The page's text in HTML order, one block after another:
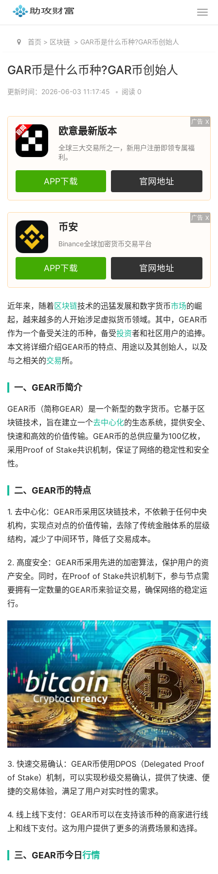
首页 > 区块链 > GAR币是什么币种?GAR币创始人
GAR币是什么币种?GAR币创始人
更新时间：2026-06-03 11:17:45 • 阅读 0
广告 X
欧意最新版本
全球三大交易所之一，新用户注册即领专属福
利。
APP下载 官网地址
广告 X
币安
Binance全球加密货币交易平台
APP下载 官网地址
近年来，随着区块链技术的迅猛发展和数字货币市场的崛
起，越来越多的人开始涉足虚拟货币领域。其中，GEAR币
作为一个备受关注的币种，备受投资者和社区用户的追捧。
本文将详细介绍GEAR币的特点、用途以及其创始人，以及
与之相关的交易所。
一、GEAR币简介
GEAR币（简称GEAR）是一个新型的数字货币。它基于区
块链技术，旨在建立一个去中心化的生态系统，提供安全、
快速和高效的价值传输。GEAR币的总供应量为100亿枚，
采用Proof of Stake共识机制，保证了网络的稳定性和安全
性。
二、GEAR币的特点
1. 去中心化：GEAR币采用区块链技术，不依赖于任何中央
机构，实现点对点的价值传输，去除了传统金融体系的层级
结构，减少了中间环节，降低了交易成本。
2. 高度安全：GEAR币采用先进的加密算法，保护用户的资
产安全。同时，在Proof of Stake共识机制下，参与节点需
要拥有一定数量的GEAR币来验证交易，确保网络的稳定运
行。
3. 快速交易确认：GEAR币使用DPOS（Delegated Proof
of Stake）机制，可以实现秒级交易确认，提供了快速、便
捷的交易体验，满足了用户对实时性的需求。
4. 线上线下支付：GEAR币可以在支持该币种的商家进行线
上和线下支付。这为用户提供了更多的消费场景和选择。
三、GEAR币今日行情